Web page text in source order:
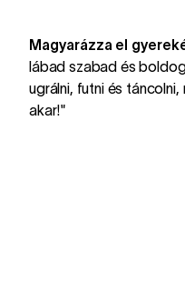
Magyarázza el
lábad szabad és
ugrálni, futni és
akar!"